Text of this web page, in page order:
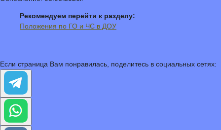
Рекомендуем перейти к разделу:
Положения по ГО и ЧС в ДОУ
Если страница Вам понравилась, поделитесь в социальных сетях: